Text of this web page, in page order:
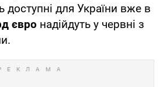
доступні для України вже в
євро надійдуть у червні з